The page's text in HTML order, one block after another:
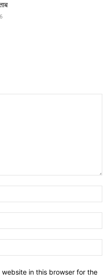
in this browser for the